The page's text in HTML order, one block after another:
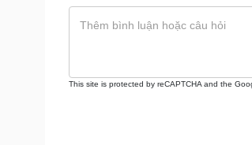
This site is protected by reCAPTCHA and the